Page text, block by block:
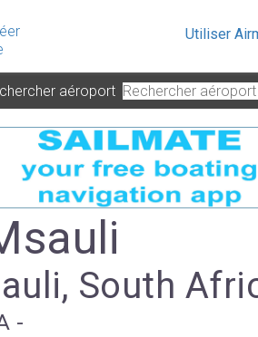
Utiliser
aéroport
South
-